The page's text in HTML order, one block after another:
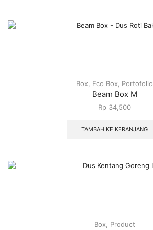
Box Eco Box Portofolio
Beam Box M
Rp 34,500
TAMBAH KE KERANJANG
Box Product